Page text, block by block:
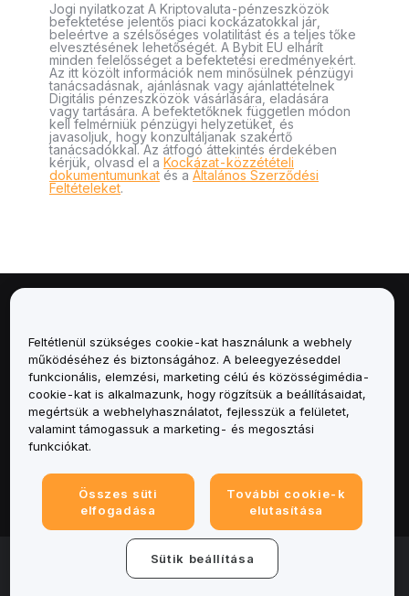
Jogi nyilatkozat A Kriptovaluta-pénzeszközök
befektetése jelentős piaci kockázatokkal jár,
beleértve a szélsőséges volatilitást és a teljes tőke
elvesztésének lehetőségét. A Bybit EU elhárít
minden felelősséget a befektetési eredményekért.
Az itt közölt információk nem minősülnek pénzügyi
tanácsadásnak, ajánlásnak vagy ajánlattételnek
Digitális pénzeszközök vásárlására, eladására
vagy tartására. A befektetőknek független módon
kell felmérniük pénzügyi helyzetüket, és
javasoljuk, hogy konzultáljanak szakértő
tanácsadókkal. Az átfogó áttekintés érdekében
kérjük, olvasd el a Kockázat-közzétételi
dokumentumunkat és a Általános Szerződési
Feltételeket.
Szolgáltatások
Támogatás
Termékek
© 2025-2026 Bybit.eu. All rights reserved.
Feltétlenül szükséges cookie-kat használunk a webhely
működéséhez és biztonságához. A beleegyezéseddel
funkcionális, elemzési, marketing célú és közösségimédia-
cookie-kat is alkalmazunk, hogy rögzítsük a beállításaidat,
megértsük a webhelyhasználatot, fejlesszük a felületet,
valamint támogassuk a marketing- és megosztási
funkciókat.
Összes süti
elfogadása
További cookie-k
elutasítása
Sütik beállítása